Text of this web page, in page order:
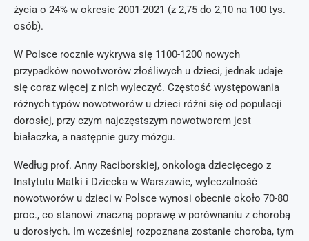
życia o 24% w okresie 2001-2021 (z 2,75 do 2,10 na 100 tys.
osób).
W Polsce rocznie wykrywa się 1100-1200 nowych
przypadków nowotworów złośliwych u dzieci, jednak udaje
się coraz więcej z nich wyleczyć. Częstość występowania
różnych typów nowotworów u dzieci różni się od populacji
dorosłej, przy czym najczęstszym nowotworem jest
białaczka, a następnie guzy mózgu.
Według prof. Anny Raciborskiej, onkologa dziecięcego z
Instytutu Matki i Dziecka w Warszawie, wyleczalność
nowotworów u dzieci w Polsce wynosi obecnie około 70-80
proc., co stanowi znaczną poprawę w porównaniu z chorobą
u dorosłych. Im wcześniej rozpoznana zostanie choroba, tym